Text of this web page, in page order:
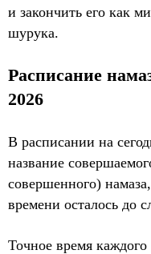
и закончить его как
шурука.
Расписание
2026
В расписании на
название
совершенного)
времени осталось до
Точное время каждого